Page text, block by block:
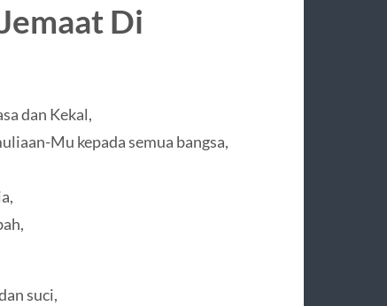
Di
dan Kekal,
Mu kepada semua bangsa,
suci,